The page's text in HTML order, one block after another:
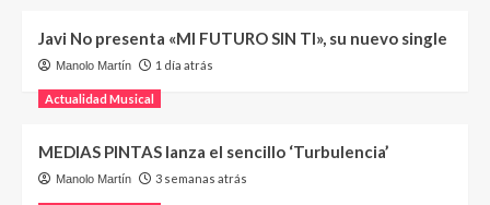
Javi No presenta «MI FUTURO SIN TI», su nuevo single
Manolo Martín 1 día atrás
Actualidad Musical
MEDIAS PINTAS lanza el sencillo ‘Turbulencia’
Manolo Martín 3 semanas atrás